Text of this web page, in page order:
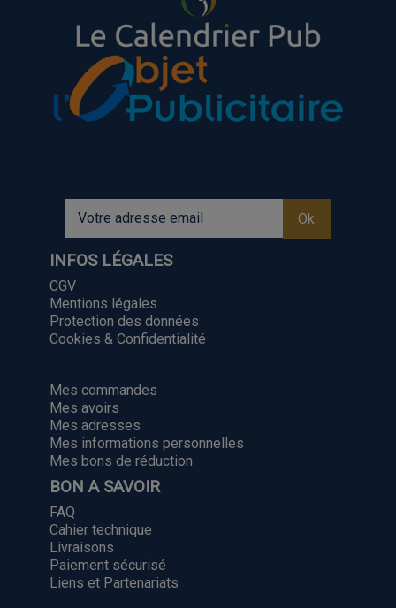
INFOS LÉGALES
CGV
Mentions légales
Protection des données
Cookies & Confidentialité
Mes commandes
Mes avoirs
Mes adresses
Mes informations personnelles
Mes bons de réduction
BON A SAVOIR
FAQ
Cahier technique
Livraisons
Paiement sécurisé
Liens et Partenariats